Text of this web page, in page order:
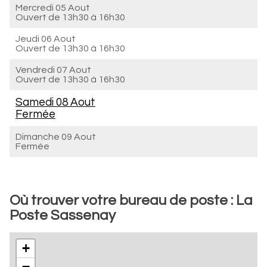
Mercredi 05 Aout
Ouvert de 13h30 à 16h30
Jeudi 06 Aout
Ouvert de 13h30 à 16h30
Vendredi 07 Aout
Ouvert de 13h30 à 16h30
Samedi 08 Aout
Fermée
Dimanche 09 Aout
Fermée
Où trouver votre bureau de poste : La
Poste Sassenay
+